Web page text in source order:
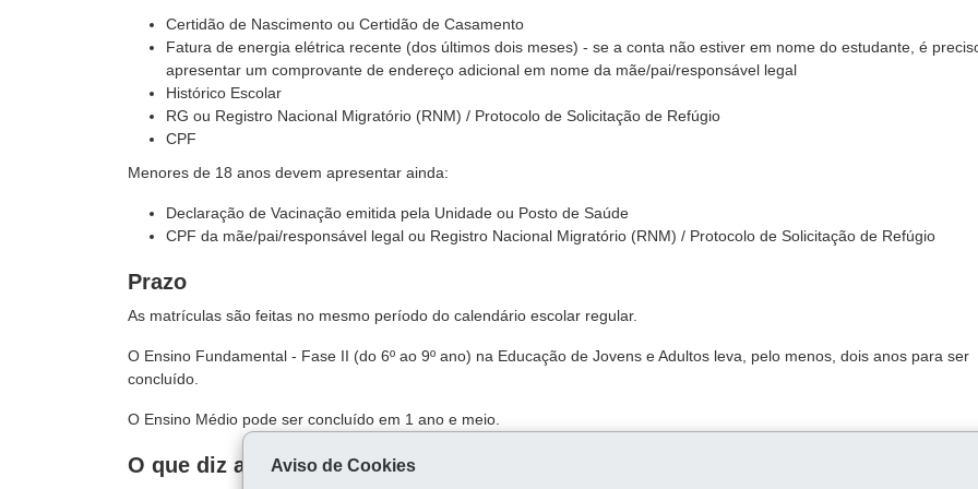
Certidão de Nascimento ou Certidão de Casamento
Fatura de energia elétrica recente (dos últimos dois meses) - se a conta não estiver em nome do estudante, é
apresentar um comprovante de endereço adicional em nome da mãe/pai/responsável legal
Histórico Escolar
RG ou Registro Nacional Migratório (RNM) / Protocolo de Solicitação de Refúgio
CPF
Menores de 18 anos devem apresentar ainda:
Declaração de Vacinação emitida pela Unidade ou Posto de Saúde
CPF da mãe/pai/responsável legal ou Registro Nacional Migratório (RNM) / Protocolo de Solicitação de Refúgio
Prazo
As matrículas são feitas no mesmo período do calendário escolar regular.
O Ensino Fundamental - Fase II (do 6º ao 9º ano) na Educação de Jovens e Adultos leva, pelo menos, dois anos para ser
concluído.
O Ensino Médio pode ser concluído em 1 ano e meio.
O que diz a leiAviso de Cookies